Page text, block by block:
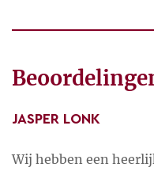
langs diverse
Marvin informeren je
Er zijn veel
JASPER LONK
Wij hebben een